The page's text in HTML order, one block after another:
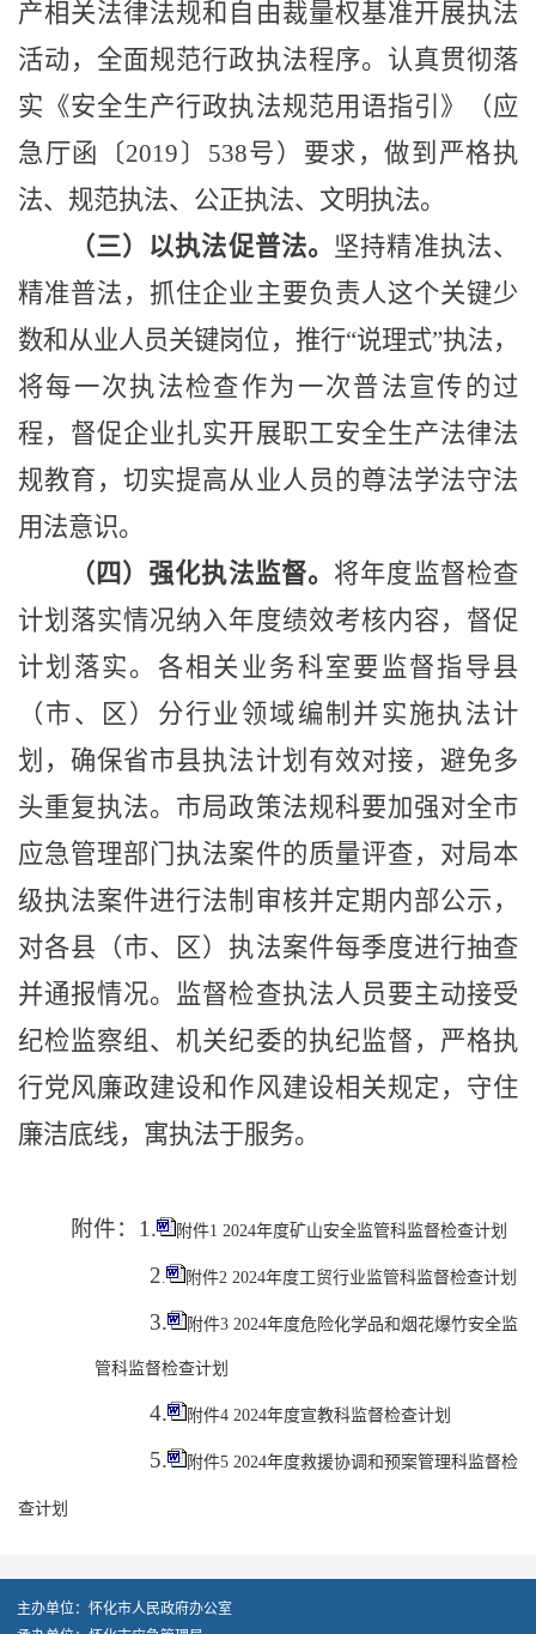
产相关法律法规和自由裁量权基准开展执法
活动，全面规范行政执法程序。认真贯彻落
实《安全生产行政执法规范用语指引》（应
急厅函
〔2019 〕 538号）要求，做到严格执
法、规范执法、公正执法、文明执法。
（三）以执法促普法。 坚持精准执法、
精准普法，抓住企业主要负责人这个关键少
数和从业人员关键岗位，推行“说理式”执法，
将每一次执法检查作为一次普法宣传的过
程，督促企业扎实开展职工安全生产法律法
规教育，切实提高从业人员的尊法学法守法
用法意识。
（四）强化执法监督。 将年度监督检查
计划落实情况纳入年度绩效考核内容，督促
计划落实。各相关业务科室要监督指导县
（市、区）分行业领域编制并实施执法计
划，确保省市县执法计划有效对接，避免多
头重复执法。市局政策法规科要加强对全市
应急管理部门执法案件的质量评查，对局本
级执法案件进行法制审核并定期内部公示，
对各县（市、区）执法案件每季度进行抽查
并通报情况。监督检查执法人员要主动接受
纪检监察组、机关纪委的执纪监督，严格执
行党风廉政建设和作风建设相关规定，守住
廉洁底线，寓执法于服务。
附件： 1. 附件1 2024年度矿山安全监管科监督检查计划
2. 附件2 2024年度工贸行业监管科监督检查计划
3. 附件3 2024年度危险化学品和烟花爆竹安全监
管科监督检查计划
4. 附件4 2024年度宣教科监督检查计划
5. 附件5 2024年度救援协调和预案管理科监督检
查计划
主办单位：怀化市人民政府办公室